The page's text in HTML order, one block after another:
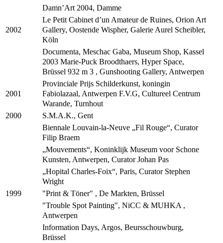
Damn’Art 2004, Damme
2002
Le Petit Cabinet d’un Amateur de Ruines, Orion Art
Gallery, Oostende Wispher, Galerie Aurel Scheibler,
Köln
Documenta, Meschac Gaba, Museum Shop, Kassel
2003 Marie-Puck Broodthaers, Hyper Space,
Brüssel 932 m 3 , Gunshooting Gallery, Antwerpen
2001
Provinciale Prijs Schilderkunst, koningin
Fabiolazaal, Antwerpen F.V.G, Cultureel Centrum
Warande, Turnhout
2000
S.M.A.K., Gent
Biennale Louvain-la-Neuve „Fil Rouge“, Curator
Filip Braem
„Mouvements“, Koninklijk Museum voor Schone
Kunsten, Antwerpen, Curator Johan Pas
„Hopital Charles-Foix“, Paris, Curator Stephen
Wright
1999
"Print & Töner" , De Markten, Brüssel
"Trouble Spot Painting", NiCC & MUHKA ,
Antwerpen
Information Days, Argos, Beursschouwburg,
Brüssel